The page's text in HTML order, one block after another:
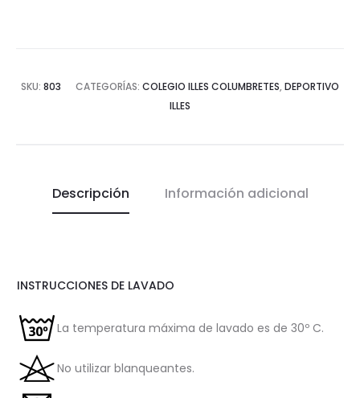
SKU: 803 CATEGORÍAS: COLEGIO ILLES COLUMBRETES, DEPORTIVO
ILLES
Descripción Información adicional
INSTRUCCIONES DE LAVADO
La temperatura máxima de lavado es de 30º C.
No utilizar blanqueantes.